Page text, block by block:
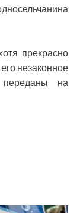
прекрасно
незаконное
на